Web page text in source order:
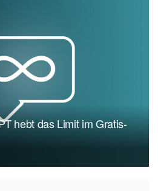
hebt das Limit im Gratis-